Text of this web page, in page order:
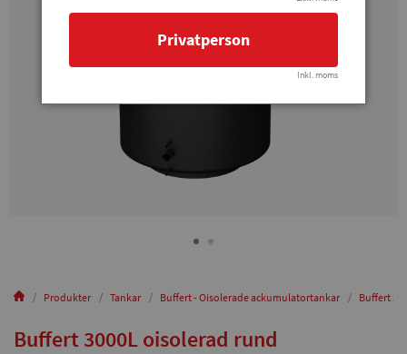
Produkter Tankar Buffert - Oisolerade ackumulatortankar Buffert
Buffert 3000L oisolerad rund
Privatperson
Inkl. moms